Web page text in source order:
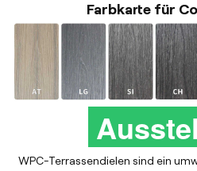
Farbkarte für
WPC-Terrassendielen sind ein